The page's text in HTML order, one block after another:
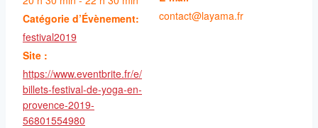
Catégorie d’Évènement:
festival2019
Site :
https://www.eventbrite.fr/e/
billets-festival-de-yoga-en-
provence-2019-
56801554980
contact@layama.fr